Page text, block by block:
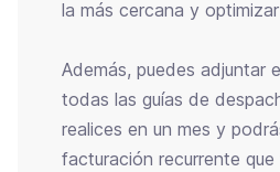
la más cercana y
Además, puedes adjuntar
todas las guías de
realices en un mes y
facturación recurrente